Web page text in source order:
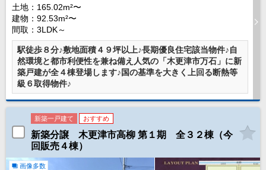
土地：165.02m²〜
建物：92.53m²〜
間取：3LDK～
駅徒歩８分♪敷地面積４９坪以上♪長期優良住宅該当物件♪自
然環境と都市利便性を兼ね備え人気の「木更津市万石」に新
築戸建が全４棟登場します♪国の基準を大きく上回る断熱等
級６取得物件♪
新築一戸建て おすすめ
新築分譲 木更津市高柳 第１期 全３２棟（今
回販売４棟）
画像多数
沖縄全域エリア
沖縄全域エリアの新築一戸建
沖縄全域エリアの中古一戸建
沖縄全域エリアのマンション
沖縄全域エリアの土地
お客様の声
全店舗営業社員募集！